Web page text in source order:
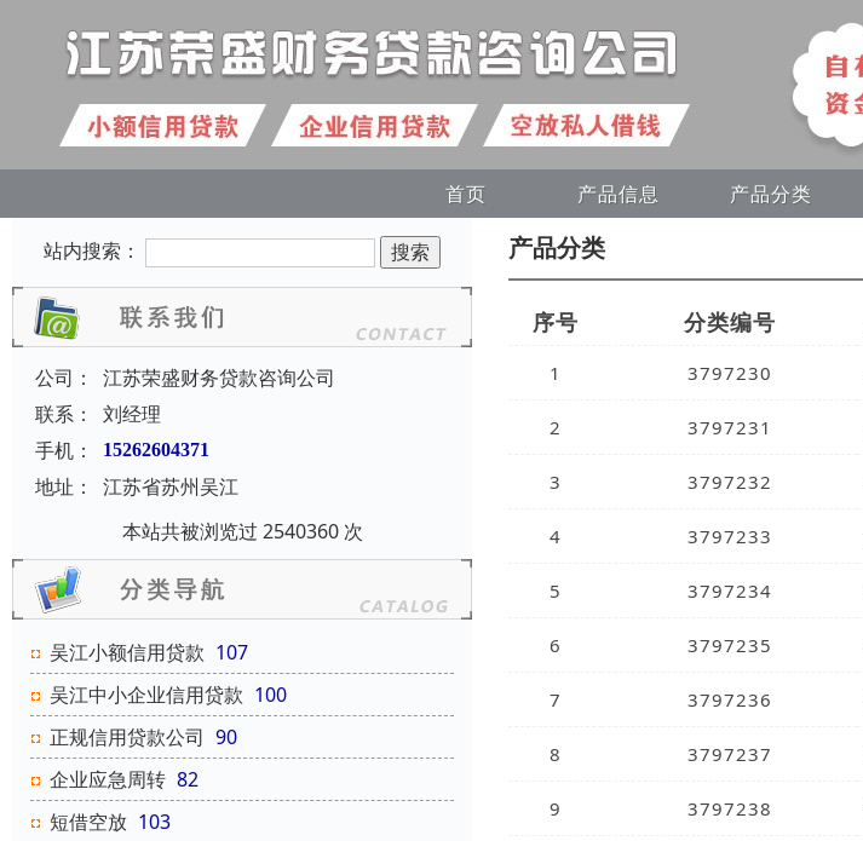
首页 产品信息 产品分类
站内搜索：
公司：
江苏荣盛财务贷款咨询公司
联系：
刘经理
手机：
15262604371
地址：
江苏省苏州吴江
本站共被浏览过 2540360 次
吴江小额信用贷款 107
吴江中小企业信用贷款 100
正规信用贷款公司 90
企业应急周转 82
短借空放 103
产品分类
序号 分类编号
1 3797230
2 3797231
3 3797232
4 3797233
5 3797234
6 3797235
7 3797236
8 3797237
9 3797238